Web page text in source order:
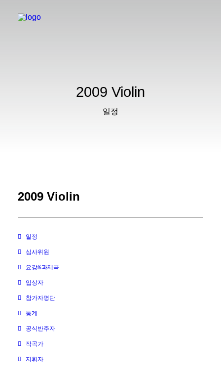
2009 Violin
일정
2009 Violin
일정
심사위원
요강&과제곡
입상자
참가자명단
통계
공식반주자
작곡가
지휘자